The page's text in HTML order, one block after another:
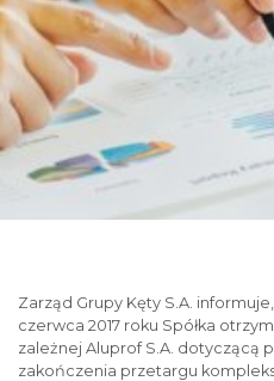
Zarząd Grupy Kęty S.A.
czerwca 2017 roku Spółka
zależnej Aluprof S.A. dotyczącą
zakończenia przetargu